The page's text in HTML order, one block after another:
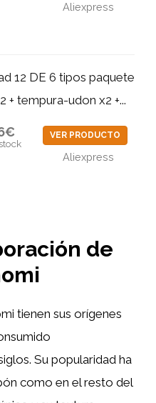
Aliexpress
12 DE 6 tipos paquete
+ tempura-udon x2 +...
VER PRODUCTO
Aliexpress
de
tienen sus orígenes
Su popularidad ha
como en el resto del